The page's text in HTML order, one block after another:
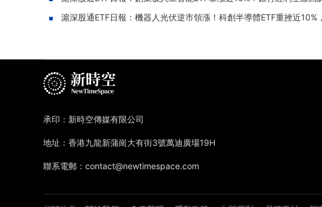
滬深股通ETF日報：機器人光伏逆市領漲！科創半導體ETF重挫近
承印：新時空傳媒有限公司
地址：香港九龍新蒲崗大有街3號萬迪廣場19H
聯系電郵：contact@newtimespace.com